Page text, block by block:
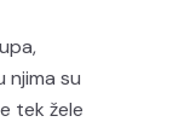
njima su
tek žele